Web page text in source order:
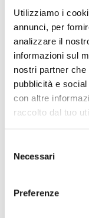
Utilizziamo i
annunci, per
analizzare il
informazioni sul
nostri partner
pubblicità e
con altre
raccolto dal tuo
delNecessari
Preferenze
Einsatz in
öffentlichen